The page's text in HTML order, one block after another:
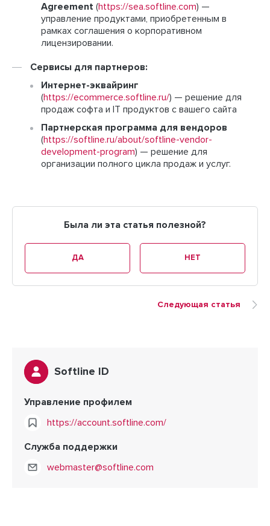
Agreement (https://sea.softline.com) —
управление продуктами, приобретенным в
рамках соглашения о корпоративном
лицензировании.
Сервисы для партнеров:
Интернет-эквайринг
(https://ecommerce.softline.ru/) — решение для
продаж софта и IT продуктов с вашего сайта
Партнерская программа для вендоров
(https://softline.ru/about/softline-vendor-
development-program) — решение для
организации полного цикла продаж и услуг.
Была ли эта статья полезной?
ДА НЕТ
Следующая статья
Softline ID
Управление профилем
https://account.softline.com/
Служба поддержки
webmaster@softline.com